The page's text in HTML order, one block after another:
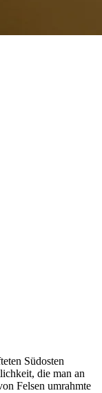
Südosten
die man an
Felsen umrahmte